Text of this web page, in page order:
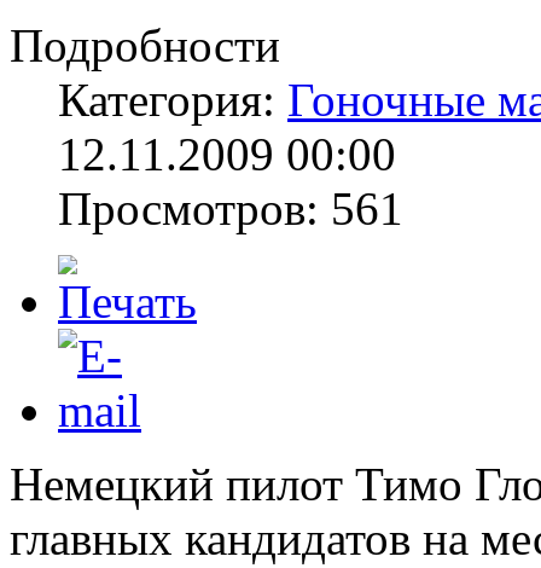
Подробности
Категория: Гоночные
12.11.2009 00:00
Просмотров: 561
Немецкий пилот Тимо
главных кандидатов на